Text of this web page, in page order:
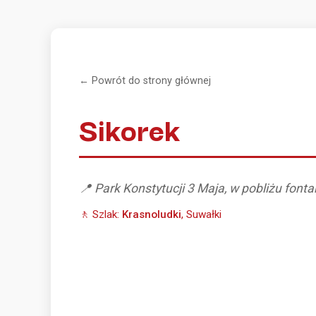
← Powrót do strony głównej
Sikorek
📍 Park Konstytucji 3 Maja, w pobliżu
🚶 Szlak: Krasnoludki, Suwałki